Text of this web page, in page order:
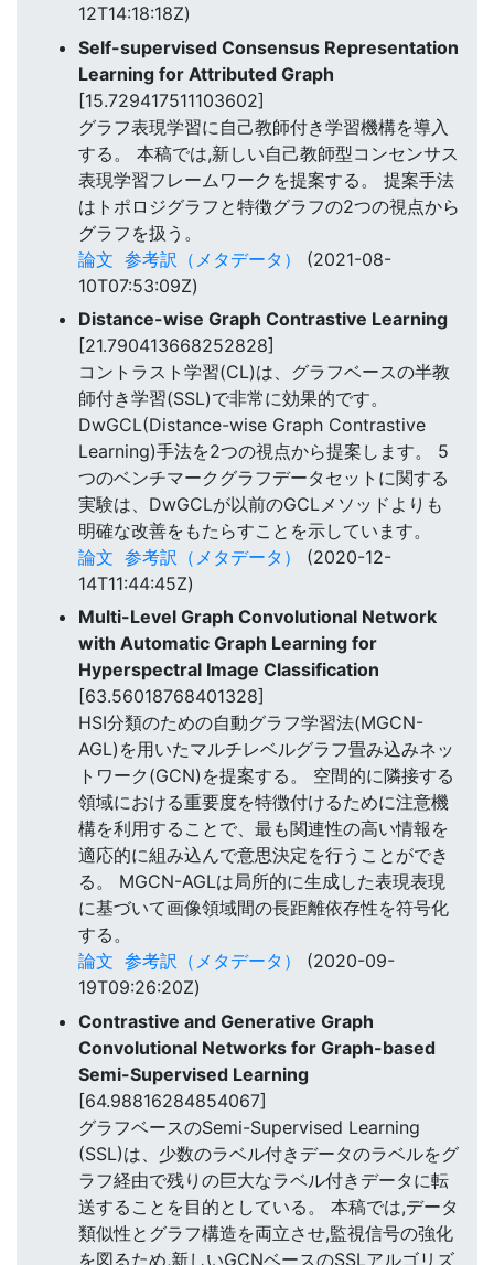
12T14:18:18Z)
Self-supervised Consensus Representation
Learning for Attributed Graph
[15.729417511103602]
グラフ表現学習に自己教師付き学習機構を導入
する。 本稿では,新しい自己教師型コンセンサス
表現学習フレームワークを提案する。 提案手法
はトポロジグラフと特徴グラフの2つの視点から
グラフを扱う。
論文 参考訳（メタデータ）
(2021-08-
10T07:53:09Z)
Distance-wise Graph Contrastive Learning
[21.790413668252828]
コントラスト学習(CL)は、グラフベースの半教
師付き学習(SSL)で非常に効果的です。
DwGCL(Distance-wise Graph Contrastive
Learning)手法を2つの視点から提案します。 5
つのベンチマークグラフデータセットに関する
実験は、DwGCLが以前のGCLメソッドよりも
明確な改善をもたらすことを示しています。
論文 参考訳（メタデータ）
(2020-12-
14T11:44:45Z)
Multi-Level Graph Convolutional Network
with Automatic Graph Learning for
Hyperspectral Image Classification
[63.56018768401328]
HSI分類のための自動グラフ学習法(MGCN-
AGL)を用いたマルチレベルグラフ畳み込みネッ
トワーク(GCN)を提案する。 空間的に隣接する
領域における重要度を特徴付けるために注意機
構を利用することで、最も関連性の高い情報を
適応的に組み込んで意思決定を行うことができ
る。 MGCN-AGLは局所的に生成した表現表現
に基づいて画像領域間の長距離依存性を符号化
する。
論文 参考訳（メタデータ）
(2020-09-
19T09:26:20Z)
Contrastive and Generative Graph
Convolutional Networks for Graph-based
Semi-Supervised Learning
[64.98816284854067]
グラフベースのSemi-Supervised Learning
(SSL)は、少数のラベル付きデータのラベルをグ
ラフ経由で残りの巨大なラベル付きデータに転
送することを目的としている。 本稿では,データ
類似性とグラフ構造を両立させ,監視信号の強化
を図るため,新しいGCNベースのSSLアルゴリズ